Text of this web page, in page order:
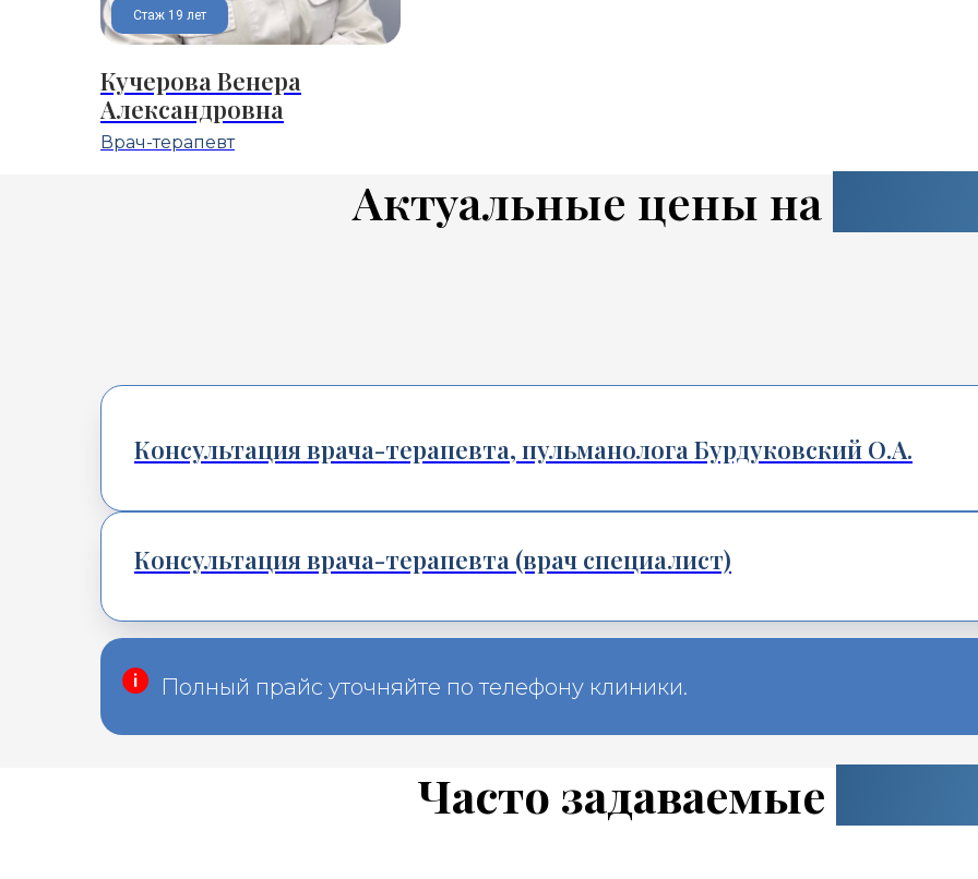
Стаж 19 лет
Кучерова Венера
Александровна
Врач-терапевт
Актуальные цены на
Консультация врача-терапевта, пульманолога Бурдуковский О.А.
Консультация врача-терапевта (врач специалист)
Полный прайс уточняйте по телефону клиники.
Часто задаваемые